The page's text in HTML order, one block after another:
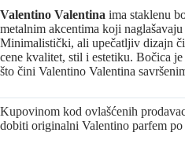
Valentino Valentina ima staklenu
metalnim akcentima koji
Minimalistički, ali upečatljiv dizajn
cene kvalitet, stil i estetiku. Bočica
što čini Valentino Valentina
Kupovinom kod ovlašćenih
dobiti originalni Valentino parfem